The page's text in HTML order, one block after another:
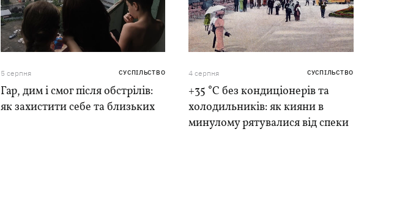
5 серпня СУСПІЛЬСТВО
Гар, дим і смог після обстрілів:
як захистити себе та близьких
4 серпня СУСПІЛЬСТВО
+35 °C без кондиціонерів та
холодильників: як кияни в
минулому рятувалися від спеки